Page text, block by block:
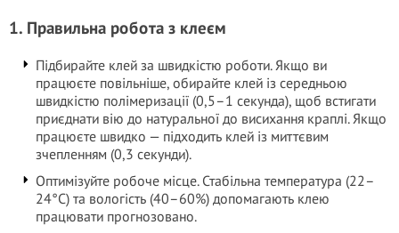
1. Правильна робота з клеєм
Підбирайте клей за швидкістю роботи. Якщо ви
працюєте повільніше, обирайте клей із середньою
швидкістю полімеризації (0,5–1 секунда), щоб встигати
приєднати вію до натуральної до висихання краплі. Якщо
працюєте швидко — підходить клей із миттєвим
зчепленням (0,3 секунди).
Оптимізуйте робоче місце. Стабільна температура (22–
24°C) та вологість (40–60%) допомагають клею
працювати прогнозовано.